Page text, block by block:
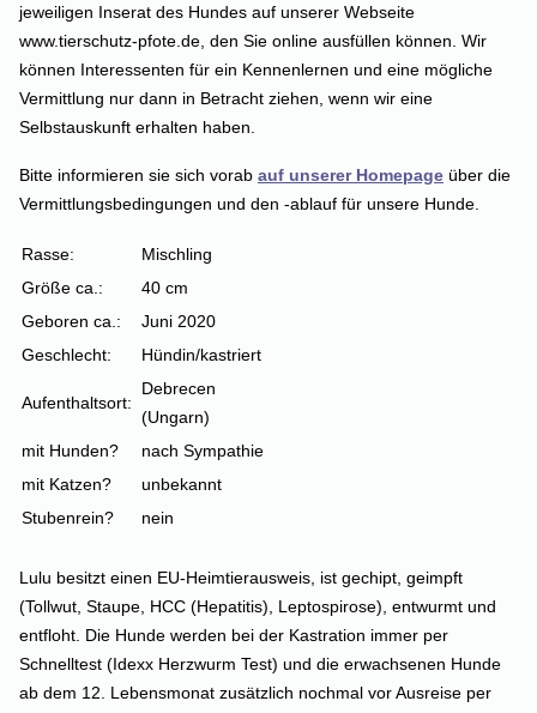
jeweiligen Inserat des Hundes auf unserer Webseite
www.tierschutz-pfote.de, den Sie online ausfüllen können. Wir
können Interessenten für ein Kennenlernen und eine mögliche
Vermittlung nur dann in Betracht ziehen, wenn wir eine
Selbstauskunft erhalten haben.
Bitte informieren sie sich vorab auf unserer Homepage über die
Vermittlungsbedingungen und den -ablauf für unsere Hunde.
Rasse:
Mischling
Größe ca.:
40 cm
Geboren ca.:
Juni 2020
Geschlecht:
Hündin/kastriert
Aufenthaltsort:
Debrecen
(Ungarn)
mit Hunden?
nach Sympathie
mit Katzen?
unbekannt
Stubenrein?
nein
Lulu besitzt einen EU-Heimtierausweis, ist gechipt, geimpft
(Tollwut, Staupe, HCC (Hepatitis), Leptospirose), entwurmt und
entfloht. Die Hunde werden bei der Kastration immer per
Schnelltest (Idexx Herzwurm Test) und die erwachsenen Hunde
ab dem 12. Lebensmonat zusätzlich nochmal vor Ausreise per